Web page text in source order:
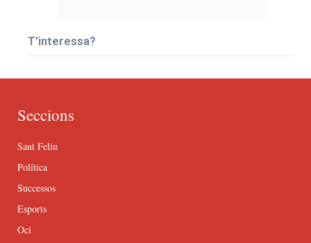
T’interessa?
Seccions
Sant Feliu
Política
Successos
Esports
Oci